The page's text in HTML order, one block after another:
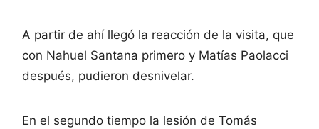
A partir de ahí llegó la reacción de la visita, que
con Nahuel Santana primero y Matías Paolacci
después, pudieron desnivelar.
En el segundo tiempo la lesión de Tomás